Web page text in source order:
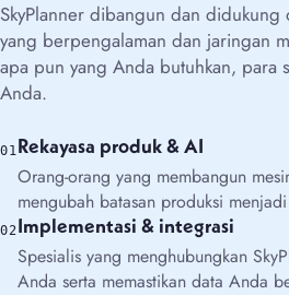
SkyPlanner dibangun dan
yang berpengalaman dan jaringan
apa pun yang Anda butuhkan, para
Anda.
01 Rekayasa produk & AI
Orang-orang yang membangun
mengubah batasan produksi
02 Implementasi & integrasi
Spesialis yang menghubungkan
Anda serta memastikan data Anda